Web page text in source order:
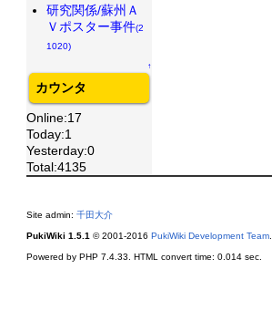
研究関係/蘇州Ａ
Ｖポスター事件(2
1020)
↑
カウンタ
Online:17
Today:1
Yesterday:0
Total:4135
Site admin: 千田大介
PukiWiki 1.5.1 © 2001-2016 PukiWiki Development Team.
Powered by PHP 7.4.33. HTML convert time: 0.014 sec.